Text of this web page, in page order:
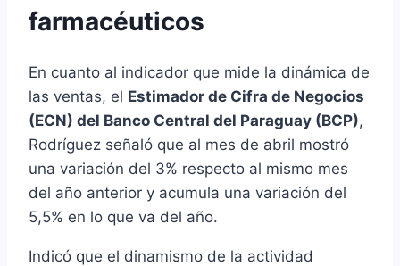
farmacéuticos
En cuanto al indicador que mide la dinámica de
las ventas, el Estimador de Cifra de Negocios
(ECN) del Banco Central del Paraguay (BCP),
Rodríguez señaló que al mes de abril mostró
una variación del 3% respecto al mismo mes
del año anterior y acumula una variación del
5,5% en lo que va del año.
Indicó que el dinamismo de la actividad